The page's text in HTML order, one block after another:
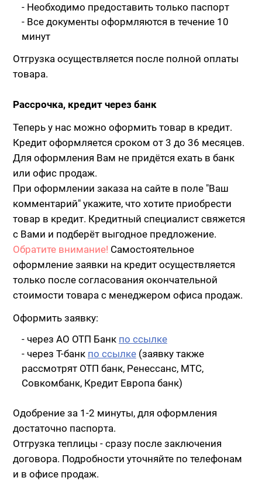
- Необходимо предоставить только паспорт
- Все документы оформляются в течение 10
минут
Отгрузка осуществляется после полной оплаты
товара.
Рассрочка, кредит через банк
Теперь у нас можно оформить товар в кредит.
Кредит оформляется сроком от 3 до 36 месяцев.
Для оформления Вам не придётся ехать в банк
или офис продаж.
При оформлении заказа на сайте в поле "Ваш
комментарий" укажите, что хотите приобрести
товар в кредит. Кредитный специалист свяжется
с Вами и подберёт выгодное предложение.
Обратите внимание! Самостоятельное
оформление заявки на кредит осуществляется
только после согласования окончательной
стоимости товара с менеджером офиса продаж.
Оформить заявку:
- через АО ОТП Банк по ссылке
- через Т-банк по ссылке(заявку также
рассмотрят ОТП банк, Ренессанс, МТС,
Совкомбанк, Кредит Европа банк)
Одобрение за 1-2 минуты, для оформления
достаточно паспорта.
Отгрузка теплицы - сразу после заключения
договора. Подробности уточняйте по телефонам
и в офисе продаж.